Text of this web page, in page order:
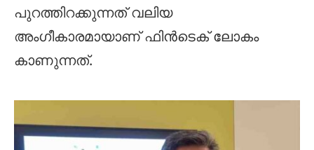
പുറത്തിറക്കുന്നത് വലിയ
അംഗീകാരമായാണ് ഫിന്‍ടെക് ലോകം
കാണുന്നത്.